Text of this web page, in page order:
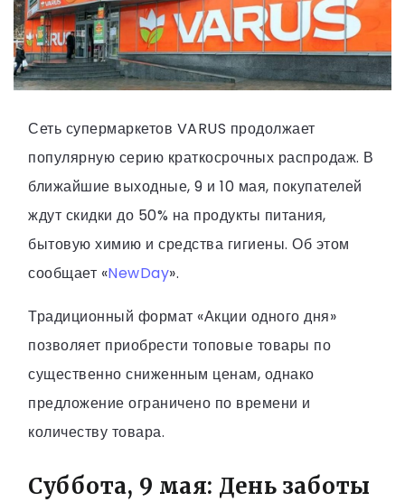
Сеть супермаркетов VARUS продолжает
популярную серию краткосрочных распродаж. В
ближайшие выходные, 9 и 10 мая, покупателей
ждут скидки до 50% на продукты питания,
бытовую химию и средства гигиены. Об этом
сообщает «NewDay».
Традиционный формат «Акции одного дня»
позволяет приобрести топовые товары по
существенно сниженным ценам, однако
предложение ограничено по времени и
количеству товара.
Суббота, 9 мая: День заботы